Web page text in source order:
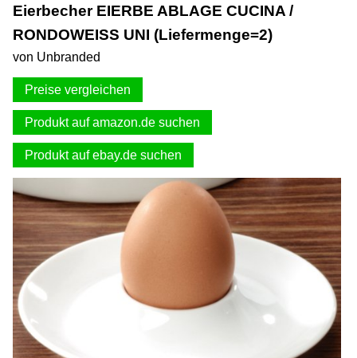
Support & Newsletter
Presse
Datenschutz
Impressum
Eierbecher EIERBE ABLAGE CUCINA /
RONDOWEISS UNI (Liefermenge=2)
von Unbranded
Preise vergleichen
Produkt auf amazon.de suchen
Produkt auf ebay.de suchen